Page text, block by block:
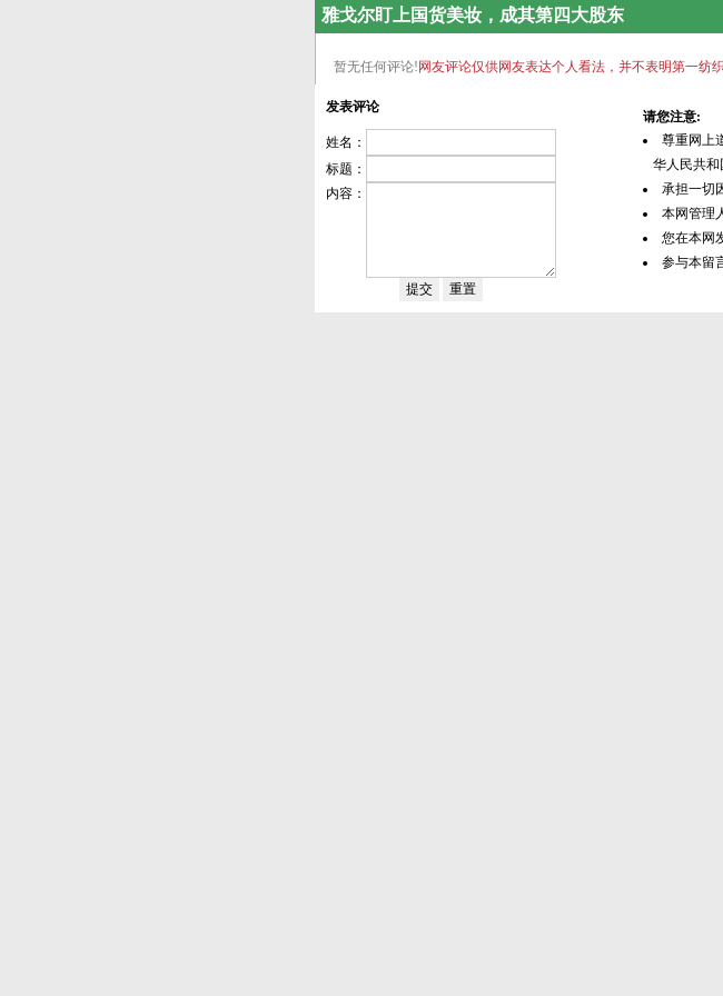
雅戈尔盯上国货美妆，成其第四大股东
暂无任何评论! 网友评论仅供网友表达个人看法，并不表明第一纺
发表评论
姓名：
标题：
内容：
请您注意:
尊重网上
华人民共和
承担一切
本网管理
您在本网
参与本留